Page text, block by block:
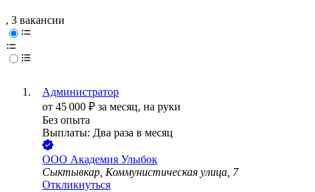
, 3 вакансии
Администратор
от 45 000 ₽ за месяц, на руки
Без опыта
Выплаты: Два раза в месяц
ООО Академия Улыбок
Сыктывкар, Коммунистическая улица, 7
Откликнуться